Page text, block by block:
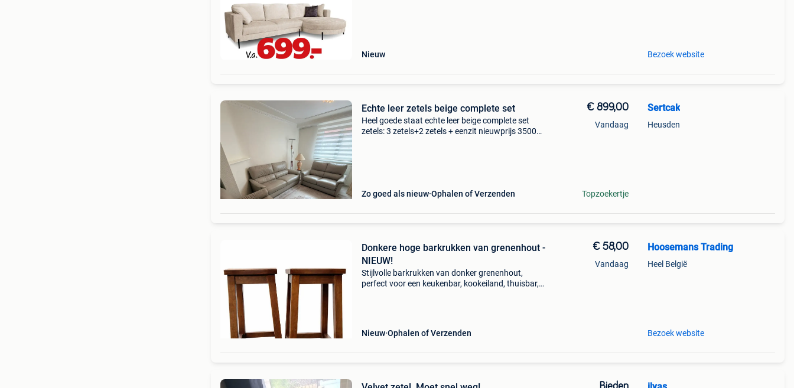
Nieuw Bezoek website
Echte leer zetels beige complete set
Heel goede staat echte leer beige complete set
zetels: 3 zetels+2 zetels + eenzit nieuwprijs 3500
Zo goed als nieuw Ophalen of Verzenden
€ 899,00
Vandaag
Topzoekertje
Sertcak
Heusden
Donkere hoge barkrukken van grenenhout -
NIEUW!
Stijlvolle barkrukken van donker grenenhout,
perfect voor een keukenbar, kookeiland, thuisbar,
Nieuw Ophalen of Verzenden
€ 58,00
Vandaag
Hoosemans Trading
Heel België
Bezoek website